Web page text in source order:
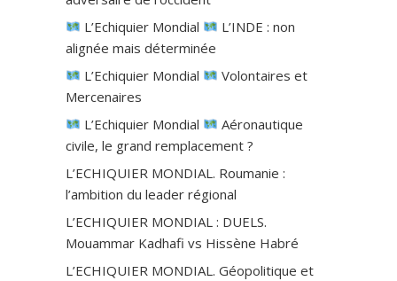
L’Echiquier Mondial
L’INDE : non
alignée mais déterminée
L’Echiquier Mondial
Volontaires et
Mercenaires
L’Echiquier Mondial
Aéronautique
civile, le grand remplacement ?
L’ECHIQUIER MONDIAL. Roumanie :
l’ambition du leader régional
L’ECHIQUIER MONDIAL : DUELS.
Mouammar Kadhafi vs Hissène Habré
L’ECHIQUIER MONDIAL. Géopolitique et